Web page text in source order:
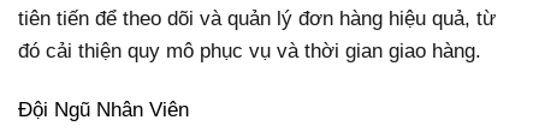
tiên tiến để theo dõi và quản lý đơn hàng hiệu quả, từ
đó cải thiện quy mô phục vụ và thời gian giao hàng.
Đội Ngũ Nhân Viên